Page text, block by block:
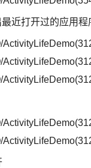
近打开过的应用